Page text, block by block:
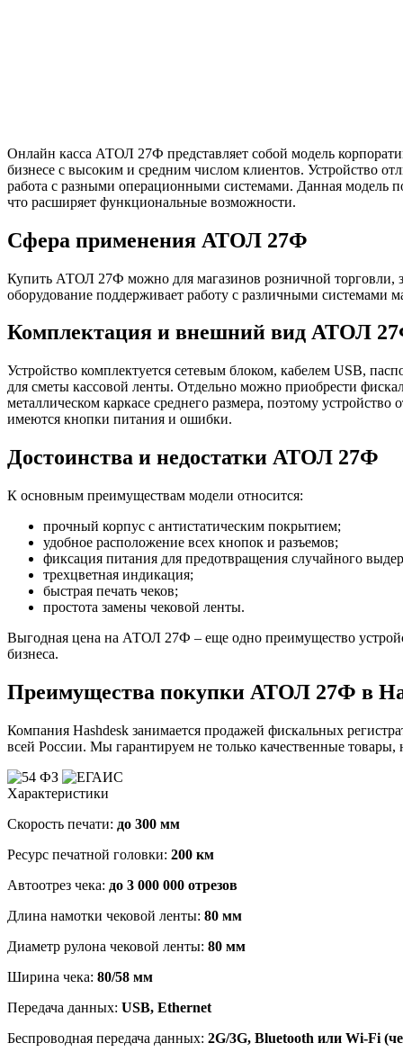
Онлайн касса АТОЛ 27Ф представляет собой модель
бизнесе с высоким и средним числом клиентов. Устройство
работа с разными операционными системами. Данная
что расширяет функциональные возможности.
Сфера применения АТОЛ 27Ф
Купить АТОЛ 27Ф можно для магазинов розничной торговли,
оборудование поддерживает работу с различными системами
Комплектация и внешний вид АТОЛ
Устройство комплектуется сетевым блоком, кабелем USB,
для сметы кассовой ленты. Отдельно можно приобрести
металлическом каркасе среднего размера, поэтому
имеются кнопки питания и ошибки.
Достоинства и недостатки АТОЛ 27Ф
К основным преимуществам модели относится:
прочный корпус с антистатическим покрытием;
удобное расположение всех кнопок и разъемов;
фиксация питания для предотвращения случайного
трехцветная индикация;
быстрая печать чеков;
простота замены чековой ленты.
Выгодная цена на АТОЛ 27Ф – еще одно преимущество
бизнеса.
Преимущества покупки АТОЛ 27Ф в
Компания Hashdesk занимается продажей фискальных
всей России. Мы гарантируем не только качественные
Характеристики
Скорость печати: до 300 мм
Ресурс печатной головки: 200 км
Автоотрез чека: до 3 000 000 отрезов
Длина намотки чековой ленты: 80 мм
Диаметр рулона чековой ленты: 80 мм
Ширина чека: 80/58 мм
Передача данных: USB, Ethernet
Беспроводная передача данных: 2G/3G, Bluetooth или Wi-Fi